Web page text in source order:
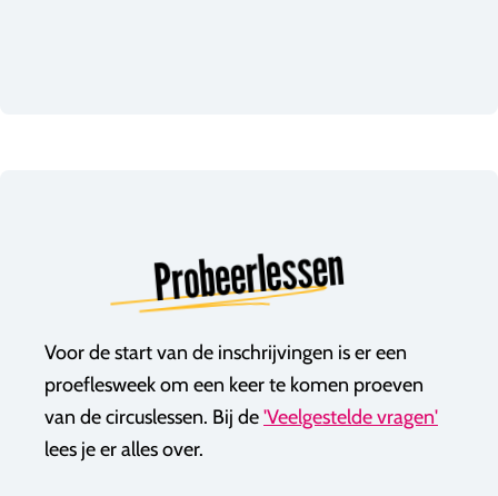
Probeerlessen
Voor de start van de inschrijvingen is er een
proeflesweek om een keer te komen proeven
van de circuslessen. Bij de'Veelgestelde vragen'
lees je er alles over.